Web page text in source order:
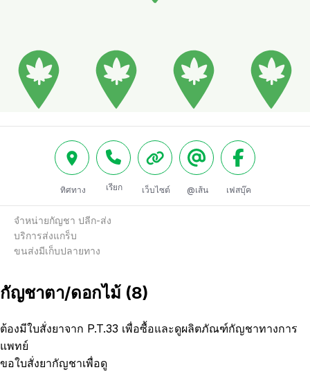
ทิศทาง เรียก เว็บไซต์ @เส้น เฟสบุ๊ค
จำหน่ายกัญชา ปลีก-ส่ง
บริการส่งแกร็บ
ขนส่งมีเก็บปลายทาง
กัญชาตา/ดอกไม้ (8)
ต้องมีใบสั่งยาจาก P.T.33 เพื่อซื้อและดูผลิตภัณฑ์กัญชาทางการ
แพทย์
ขอใบสั่งยากัญชาเพื่อดู